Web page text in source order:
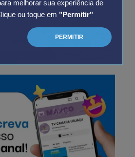
melhorar sua experiência de
ou toque em "Permitir"
PERMITIR